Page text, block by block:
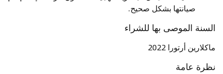
صيانتها بشكل صحيح.
السنة الموصى بها للشراء
ماكلارين أرتورا 2022
نظرة عامة